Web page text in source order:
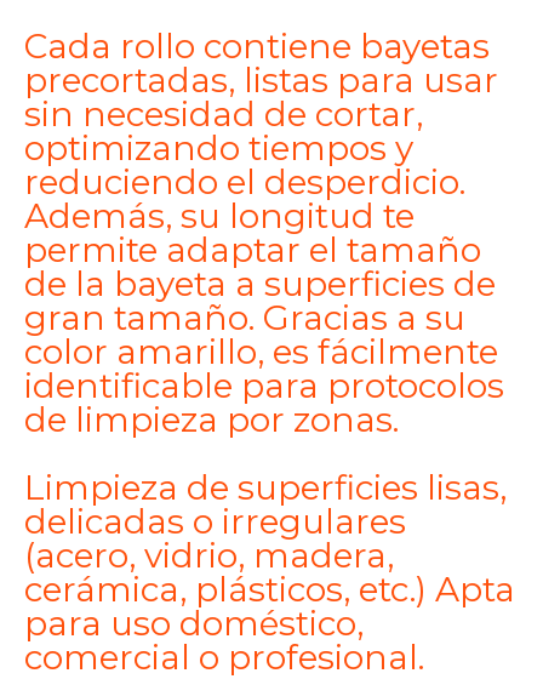
Cada rollo contiene bayetas
precortadas, listas para usar
sin necesidad de cortar,
optimizando tiempos y
reduciendo el desperdicio.
Además, su longitud te
permite adaptar el tamaño
de la bayeta a superficies de
gran tamaño. Gracias a su
color amarillo, es fácilmente
identificable para protocolos
de limpieza por zonas.
Limpieza de superficies lisas,
delicadas o irregulares
(acero, vidrio, madera,
cerámica, plásticos, etc.) Apta
para uso doméstico,
comercial o profesional.